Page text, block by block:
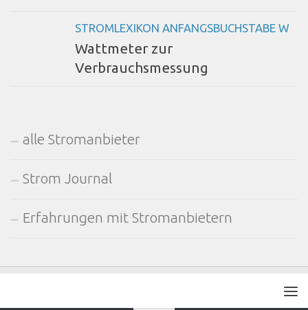
STROMLEXIKON ANFANGSBUCHSTABE W
Wattmeter zur
Verbrauchsmessung
alle Stromanbieter
Strom Journal
Erfahrungen mit Stromanbietern